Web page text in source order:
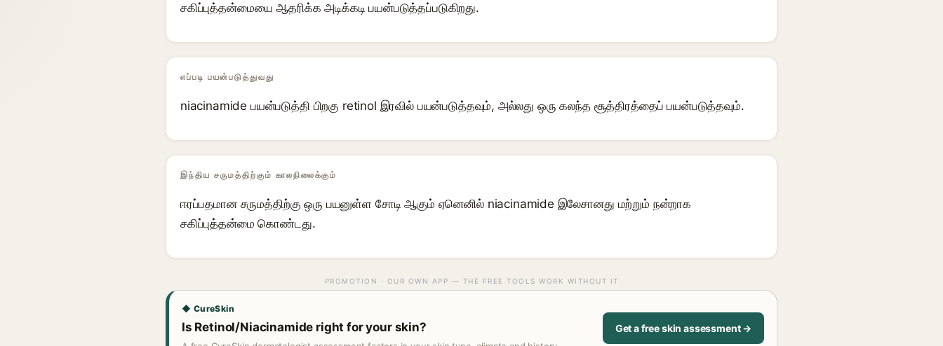
சகிப்புத்தன்மையை ஆதரிக்க அடிக்கடி பயன்படுத்தப்படுகிறது.
எப்படி பயன்படுத்துவது
niacinamide பயன்படுத்தி பிறகு retinol இரவில் பயன்படுத்தவும், அல்லது ஒரு கலந்த சூத்திரத்தைப் பயன்படுத்தவும்.
இந்திய சருமத்திற்கும் காலநிலைக்கும்
ஈரப்பதமான சருமத்திற்கு ஒரு பயனுள்ள சோடி ஆகும் ஏனெனில் niacinamide இலேசானது மற்றும் நன்றாக
சகிப்புத்தன்மை கொண்டது.
PROMOTION · OUR OWN APP — THE FREE TOOLS WORK WITHOUT IT
◆ CureSkin
Is Retinol/Niacinamide right for your skin? Get a free skin assessment →